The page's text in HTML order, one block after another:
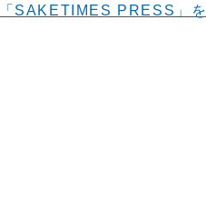
SAKETIMES PRESS」を